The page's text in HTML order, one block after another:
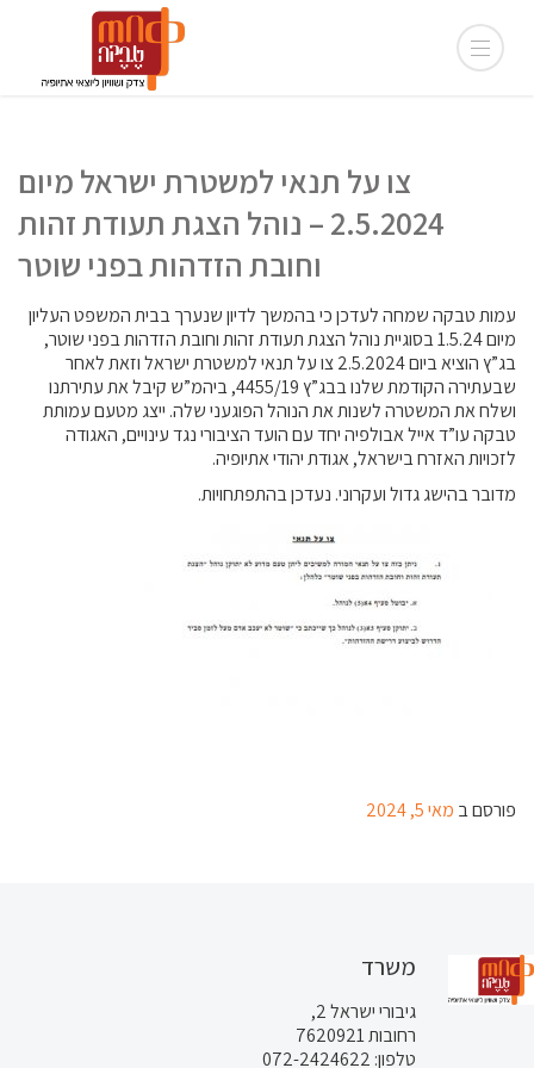
צו על תנאי למשטרת ישראל מיום
2.5.2024 – נוהל הצגת תעודת זהות
וחובת הזדהות בפני שוטר
עמות טבקה שמחה לעדכן כי בהמשך לדיון שנערך בבית המשפט העליון
מיום 1.5.24 בסוגיית נוהל הצגת תעודת זהות וחובת הזדהות בפני שוטר,
בג”ץ הוציא ביום 2.5.2024 צו על תנאי למשטרת ישראל וזאת לאחר
שבעתירה הקודמת שלנו בבג”ץ 4455/19, ביהמ”ש קיבל את עתירתנו
ושלח את המשטרה לשנות את הנוהל הפוגעני שלה. ייצג מטעם עמותת
טבקה עו”ד אייל אבולפיה יחד עם הועד הציבורי נגד עינויים, האגודה
לזכויות האזרח בישראל, אגודת יהודי אתיופיה.
מדובר בהישג גדול ועקרוני. נעדכן בהתפתחויות.
פורסם ב מאי 5, 2024
משרד
גיבורי ישראל 2,
רחובות 7620921
טלפון: 072-2424622